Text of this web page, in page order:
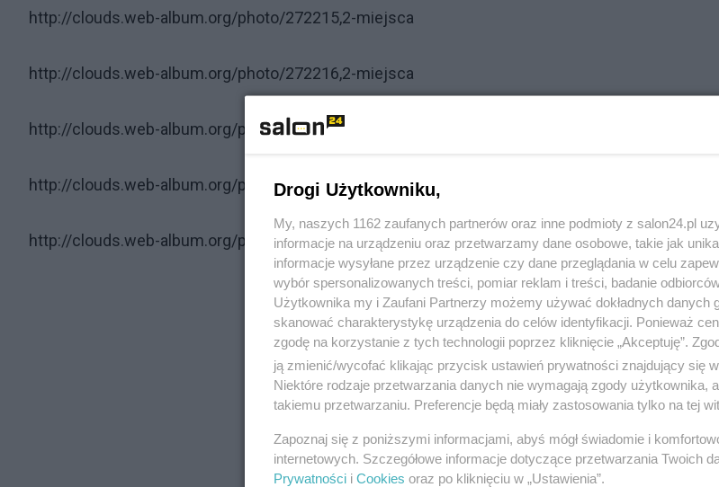
http://clouds.web-album.org/photo/272215,2-miejsca
http://clouds.web-album.org/photo/272216,2-miejsca
http://clouds.web-album.org/photo/272217,2-miejsca
http://clouds.web-album.org/photo/272218,2-miejsca
http://clouds.web-album.org/photo/272219,2-miejsca
Drogi Użytkowniku,
My, naszych 1162 zaufanych partnerów oraz inne podmioty z salon24.pl
informacje na urządzeniu oraz przetwarzamy dane osobowe, takie jak
informacje wysyłane przez urządzenie czy dane przeglądania w celu
wybór spersonalizowanych treści, pomiar reklam i treści, badanie
Użytkownika my i Zaufani Partnerzy możemy używać dokładnych danych
skanować charakterystykę urządzenia do celów identyfikacji. Ponieważ
zgodę na korzystanie z tych technologii poprzez kliknięcie „Akceptuję”.
ją zmienić/wycofać klikając przycisk ustawień prywatności znajdujący się
Niektóre rodzaje przetwarzania danych nie wymagają zgody użytkownika,
takiemu przetwarzaniu. Preferencje będą miały zastosowania tylko na tej
Zapoznaj się z poniższymi informacjami, abyś mógł świadomie i
internetowych. Szczegółowe informacje dotyczące przetwarzania Twoich
Prywatności i Cookies oraz po kliknięciu w „Ustawienia”.